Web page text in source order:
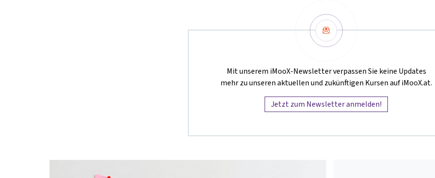
Newsletter
Mit unserem iMooX-Newsletter verpassen Sie keine Updates
mehr zu unseren aktuellen und zukünftigen Kursen auf iMooX.at.
Jetzt zum Newsletter anmelden!